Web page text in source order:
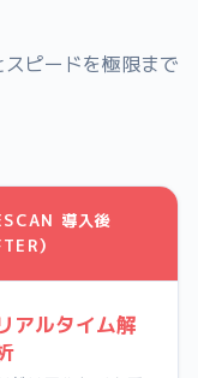
ピードを極限まで
導入後
）
アルタイム解